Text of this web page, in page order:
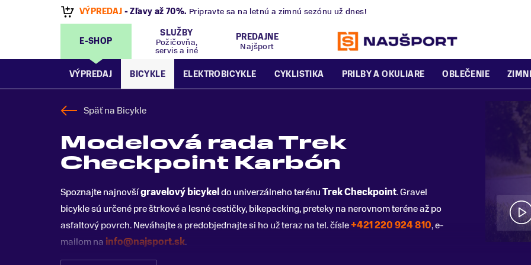
VÝPREDAJ - Zľavy až 70%. Pripravte sa na letnú a zimnú sezónu už dnes!
E-SHOP
SLUŽBY
Požičovňa,
servis a iné
PREDAJNE
Najšport
VÝPREDAJ BICYKLE ELEKTROBICYKLE CYKLISTIKA PRILBY A OKULIARE OBLEČENIE
Späť na Bicykle
Modelová rada Trek
Checkpoint Karbón
Spoznajte najnovšígravelový bicykeldo univerzálneho terénuTrek Checkpoint. Gravel
bicykle sú určené pre štrkové a lesné cestičky, bikepacking, preteky na nerovnom teréne až po
asfaltový povrch. Neváhajte a predobjednajte si ho už teraz na tel. čísle+421 220 924 810, e-
mailom na info@najsport.sk.